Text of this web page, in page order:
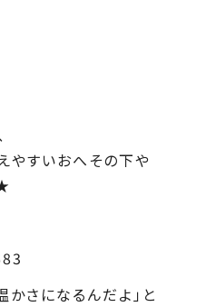
やすいおへその下や
かさになるんだよ」と